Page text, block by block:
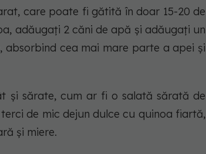
care poate fi gătită în doar 15-20 de
adăugați 2 căni de apă și adăugați un
absorbind cea mai mare parte a apei și
și sărate, cum ar fi o salată sărată de
de mic dejun dulce cu quinoa fiartă,
și miere.